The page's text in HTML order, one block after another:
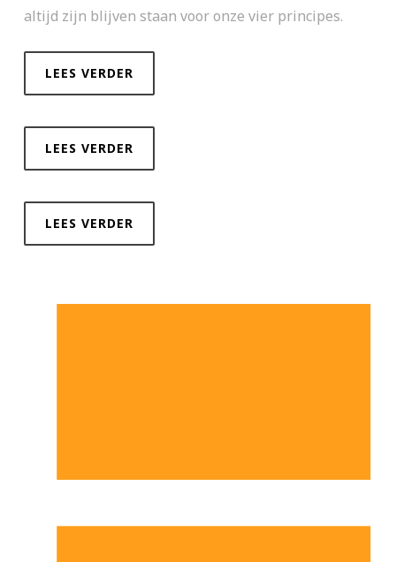
altijd zijn blijven staan voor onze vier principes.
LEES VERDER
LEES VERDER
LEES VERDER